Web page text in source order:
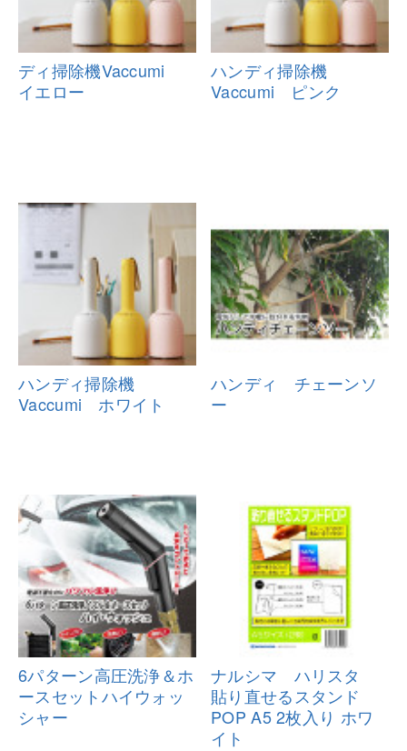
ディ掃除機Vaccumi
イエロー
ハンディ掃除機
Vaccumi ピンク
ハンディ掃除機
Vaccumi ホワイト
ハンディ チェーンソ
ー
6パターン高圧洗浄＆ホ
ースセットハイウォッ
シャー
ナルシマ ハリスタ
貼り直せるスタンド
POP A5 2枚入り ホワ
イト